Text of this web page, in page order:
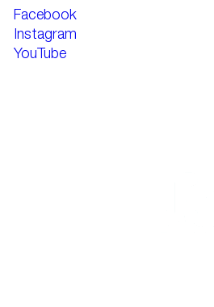
Facebook
Instagram
YouTube